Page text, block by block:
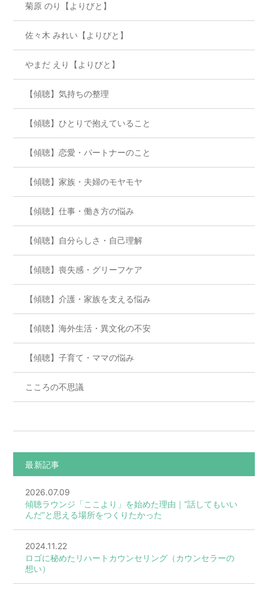
菊原 のり【よりびと】
佐々木 みれい【よりびと】
やまだ えり【よりびと】
【傾聴】気持ちの整理
【傾聴】ひとりで抱えていること
【傾聴】恋愛・パートナーのこと
【傾聴】家族・夫婦のモヤモヤ
【傾聴】仕事・働き方の悩み
【傾聴】自分らしさ・自己理解
【傾聴】喪失感・グリーフケア
【傾聴】介護・家族を支える悩み
【傾聴】海外生活・異文化の不安
【傾聴】子育て・ママの悩み
こころの不思議
最新記事
2026.07.09
傾聴ラウンジ「ここより」を始めた理由｜“話してもいい
んだ”と思える場所をつくりたかった
2024.11.22
ロゴに秘めたリハートカウンセリング（カウンセラーの
想い）